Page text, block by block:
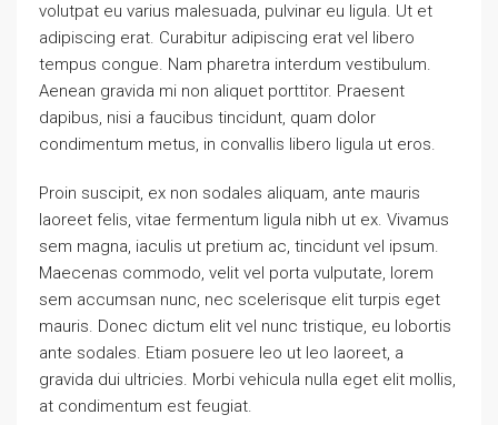
volutpat eu varius malesuada, pulvinar eu ligula. Ut et
adipiscing erat. Curabitur adipiscing erat vel libero
tempus congue. Nam pharetra interdum vestibulum.
Aenean gravida mi non aliquet porttitor. Praesent
dapibus, nisi a faucibus tincidunt, quam dolor
condimentum metus, in convallis libero ligula ut eros.
Proin suscipit, ex non sodales aliquam, ante mauris
laoreet felis, vitae fermentum ligula nibh ut ex. Vivamus
sem magna, iaculis ut pretium ac, tincidunt vel ipsum.
Maecenas commodo, velit vel porta vulputate, lorem
sem accumsan nunc, nec scelerisque elit turpis eget
mauris. Donec dictum elit vel nunc tristique, eu lobortis
ante sodales. Etiam posuere leo ut leo laoreet, a
gravida dui ultricies. Morbi vehicula nulla eget elit mollis,
at condimentum est feugiat.